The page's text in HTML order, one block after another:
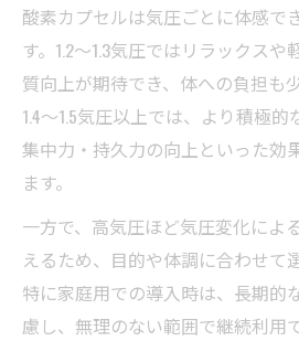
酸素カプセルは気圧ごとに体感で
す。1.2～1.3気圧ではリラックス
質向上が期待でき、体への負担も
1.4～1.5気圧以上では、より積極的
集中力・持久力の向上といった効
ます。
一方で、高気圧ほど気圧変化によ
えるため、目的や体調に合わせて
特に家庭用での導入時は、長期的
慮し、無理のない範囲で継続利用